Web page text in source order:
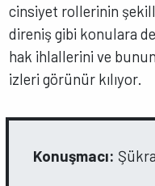
cinsiyet rollerinin
direniş gibi konulara
hak ihlallerini ve
izleri görünür kılıyor.
Konuşmacı: